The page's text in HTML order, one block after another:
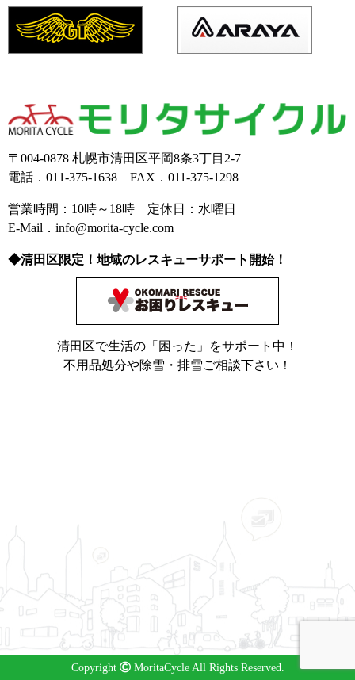
〒004-0878 札幌市清田区平岡8条3丁目2-7
電話．011-375-1638 FAX．011-375-1298
営業時間：10時～18時 定休日：水曜日
E-Mail．info@morita-cycle.com
◆清田区限定！地域のレスキューサポート開始！
清田区で生活の「困った」をサポート中！
不用品処分や除雪・排雪ご相談下さい！
Copyright MoritaCycle All Rights Reserved.